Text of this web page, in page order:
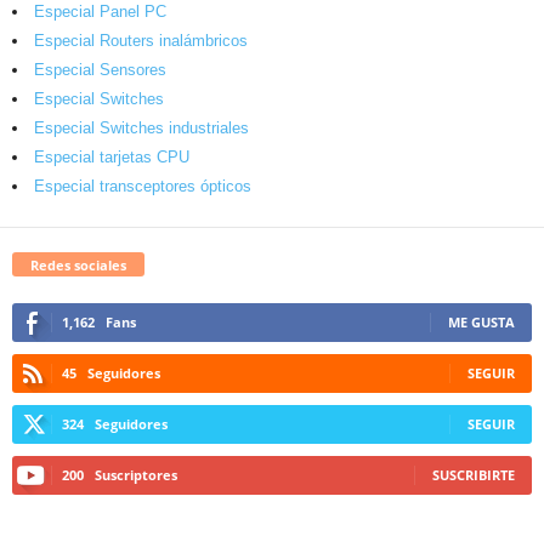
Especial Panel PC
Especial Routers inalámbricos
Especial Sensores
Especial Switches
Especial Switches industriales
Especial tarjetas CPU
Especial transceptores ópticos
Redes sociales
1,162 Fans ME GUSTA
45 Seguidores SEGUIR
324 Seguidores SEGUIR
200 Suscriptores SUSCRIBIRTE